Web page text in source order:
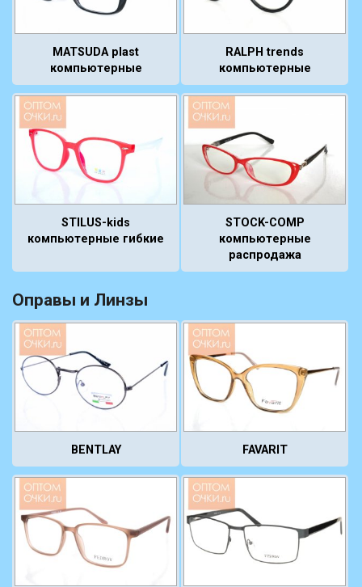
MATSUDA plast
компьютерные
RALPH trends
компьютерные
STILUS-kids
компьютерные гибкие
STOCK-COMP
компьютерные
распродажа
Оправы и Линзы
BENTLAY FAVARIT